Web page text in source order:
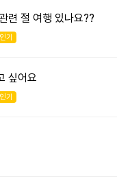
련 절 여행 있나요??
인기
싶어요
인기